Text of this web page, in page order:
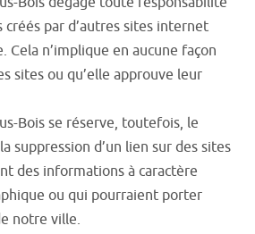
créés par d’autres sites internet
Cela n’implique en aucune façon
sites ou qu’elle approuve leur
Bois se réserve, toutefois, le
suppression d’un lien sur des sites
des informations à caractère
ou qui pourraient porter
notre ville.